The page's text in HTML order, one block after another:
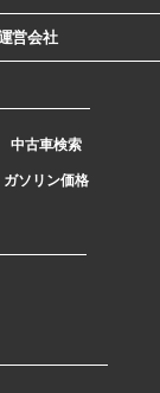
営会社
中古車検索
ガソリン価格